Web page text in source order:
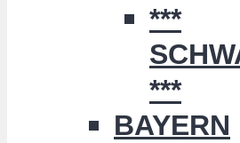
***
***
BAYERN